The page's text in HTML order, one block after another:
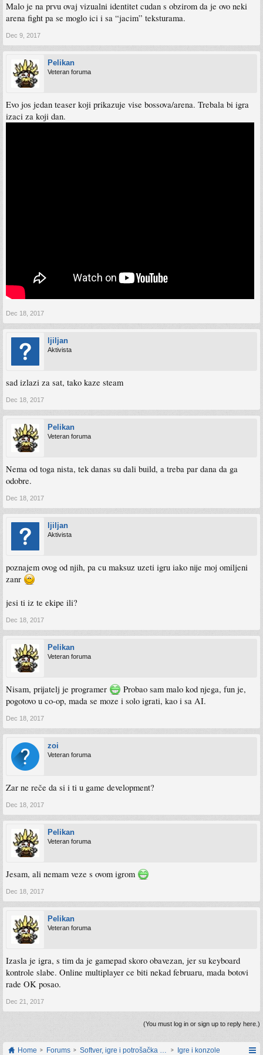
Malo je na prvu ovaj vizualni identitet cudan s obzirom da je ovo neki
arena fight pa se moglo ici i sa “jacim” teksturama.
Dec 9, 2017
Pelikan
Veteran foruma
Evo jos jedan teaser koji prikazuje vise bossova/arena. Trebala bi igra
izaci za koji dan.
Dec 18, 2017
ljiljan
Aktivista
sad izlazi za sat, tako kaze steam
Dec 18, 2017
Pelikan
Veteran foruma
Nema od toga nista, tek danas su dali build, a treba par dana da ga
odobre.
Dec 18, 2017
ljiljan
Aktivista
poznajem ovog od njih, pa cu maksuz uzeti igru iako nije moj omiljeni
zanr
jesi ti iz te ekipe ili?
Dec 18, 2017
Pelikan
Veteran foruma
Nisam, prijatelj je programer
Probao sam malo kod njega, fun je,
pogotovo u co-op, mada se moze i solo igrati, kao i sa AI.
Dec 18, 2017
zoi
Veteran foruma
Zar ne reče da si i ti u game development?
Dec 18, 2017
Pelikan
Veteran foruma
Jesam, ali nemam veze s ovom igrom
Dec 18, 2017
Pelikan
Veteran foruma
Izasla je igra, s tim da je gamepad skoro obavezan, jer su keyboard
kontrole slabe. Online multiplayer ce biti nekad februaru, mada botovi
rade OK posao.
Dec 21, 2017
(You must log in or sign up to reply here.)
Home Forums Softver, igre i potrošačka elektronikaIgre i konzole